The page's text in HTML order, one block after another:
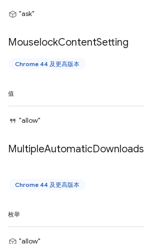
"ask"
MouselockContentSetting
Chrome 44 及更高版本
值
"allow"
MultipleAutomaticDownloads
Chrome 44 及更高版本
枚举
"allow"